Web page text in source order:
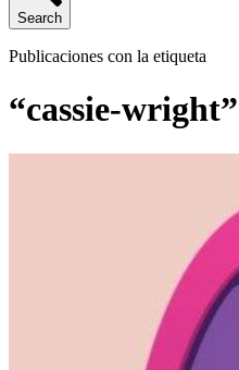
Search
Publicaciones con la etiqueta
“cassie-wright”